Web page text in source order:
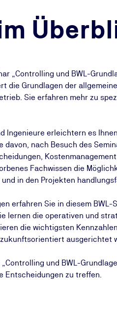
„Controlling und BWL-
die Grundlagen der
Sie erfahren mehr zu
Ingenieure erleichtern es
nach Besuch des
Fachwissen die
in den Projekten
erfahren Sie in diesem BWL-
lernen die operativen und
die wichtigsten
ausgerichtet
und BWL-
Entscheidungen zu treffen.